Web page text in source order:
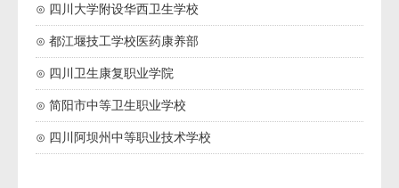
⊙ 四川大学附设华西卫生学校
⊙ 都江堰技工学校医药康养部
⊙ 四川卫生康复职业学院
⊙ 简阳市中等卫生职业学校
⊙ 四川阿坝州中等职业技术学校